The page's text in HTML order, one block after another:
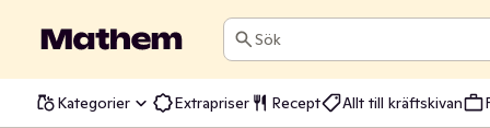
Sök
Kategorier Extrapriser Recept Allt till kräftskivan